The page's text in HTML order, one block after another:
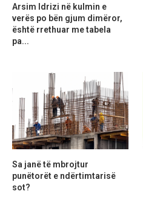
Arsim Idrizi në kulmin e
verës po bën gjum dimëror,
është rrethuar me tabela
pa...
Sa janë të mbrojtur
punëtorët e ndërtimtarisë
sot?